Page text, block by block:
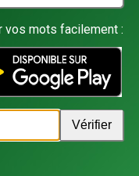
vos mots facilement :